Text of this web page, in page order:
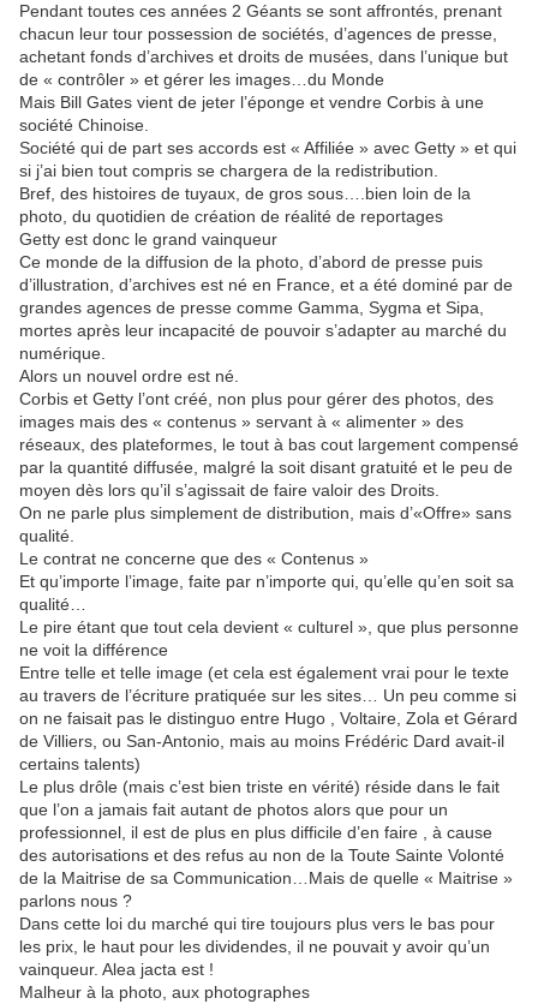
Pendant toutes ces années 2 Géants se sont affrontés, prenant
chacun leur tour possession de sociétés, d’agences de presse,
achetant fonds d’archives et droits de musées, dans l’unique but
de « contrôler » et gérer les images…du Monde
Mais Bill Gates vient de jeter l’éponge et vendre Corbis à une
société Chinoise.
Société qui de part ses accords est « Affiliée » avec Getty » et qui
si j’ai bien tout compris se chargera de la redistribution.
Bref, des histoires de tuyaux, de gros sous….bien loin de la
photo, du quotidien de création de réalité de reportages
Getty est donc le grand vainqueur
Ce monde de la diffusion de la photo, d’abord de presse puis
d’illustration, d’archives est né en France, et a été dominé par de
grandes agences de presse comme Gamma, Sygma et Sipa,
mortes après leur incapacité de pouvoir s’adapter au marché du
numérique.
Alors un nouvel ordre est né.
Corbis et Getty l’ont créé, non plus pour gérer des photos, des
images mais des « contenus » servant à « alimenter » des
réseaux, des plateformes, le tout à bas cout largement compensé
par la quantité diffusée, malgré la soit disant gratuité et le peu de
moyen dès lors qu’il s’agissait de faire valoir des Droits.
On ne parle plus simplement de distribution, mais d’«Offre» sans
qualité.
Le contrat ne concerne que des « Contenus »
Et qu’importe l’image, faite par n’importe qui, qu’elle qu’en soit sa
qualité…
Le pire étant que tout cela devient « culturel », que plus personne
ne voit la différence
Entre telle et telle image (et cela est également vrai pour le texte
au travers de l’écriture pratiquée sur les sites… Un peu comme si
on ne faisait pas le distinguo entre Hugo , Voltaire, Zola et Gérard
de Villiers, ou San-Antonio, mais au moins Frédéric Dard avait-il
certains talents)
Le plus drôle (mais c’est bien triste en vérité) réside dans le fait
que l’on a jamais fait autant de photos alors que pour un
professionnel, il est de plus en plus difficile d’en faire , à cause
des autorisations et des refus au non de la Toute Sainte Volonté
de la Maitrise de sa Communication…Mais de quelle « Maitrise »
parlons nous ?
Dans cette loi du marché qui tire toujours plus vers le bas pour
les prix, le haut pour les dividendes, il ne pouvait y avoir qu’un
vainqueur. Alea jacta est !
Malheur à la photo, aux photographes